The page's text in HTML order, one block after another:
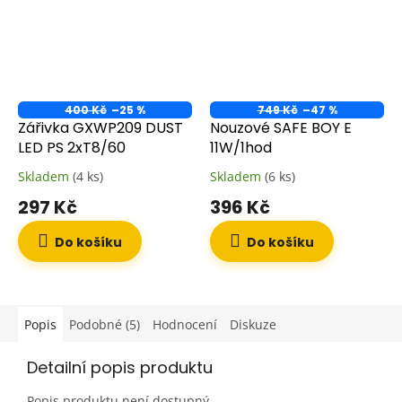
400 Kč –25 %
Zářivka GXWP209 DUST
LED PS 2xT8/60
Skladem (4 ks)
297 Kč
Do košíku
749 Kč –47 %
Nouzové SAFE BOY E
11W/1hod
Skladem (6 ks)
396 Kč
Do košíku
Popis Podobné (5) Hodnocení Diskuze
Detailní popis produktu